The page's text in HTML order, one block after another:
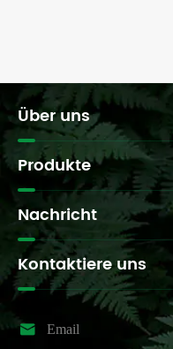
Über uns
Produkte
Nachricht
Kontaktiere uns
 Email